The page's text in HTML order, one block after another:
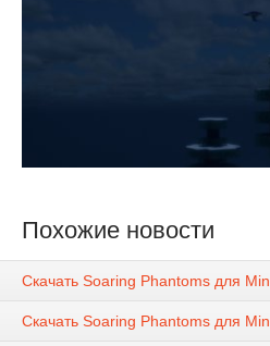
Похожие новости
Скачать Soaring Phantoms для
Скачать Soaring Phantoms для